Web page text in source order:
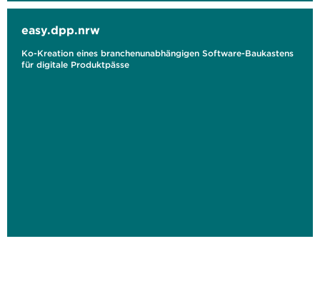
easy.dpp.nrw
Ko-Kreation eines branchenunabhängigen Software-Baukastens
für digitale Produktpässe